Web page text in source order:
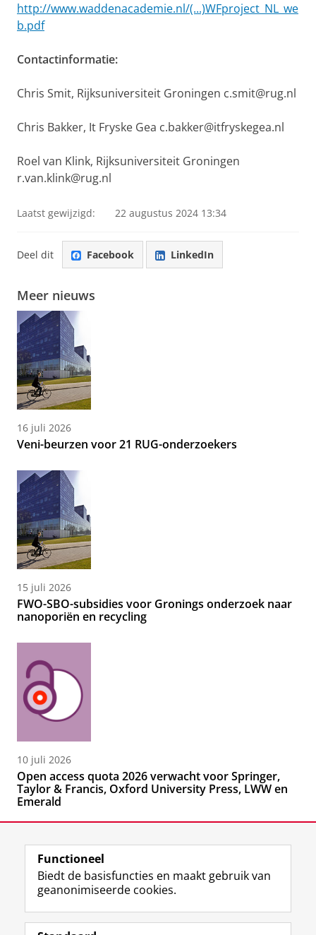
http://www.waddenacademie.nl/(...)WFproject_NL_we
b.pdf
Contactinformatie:
Chris Smit, Rijksuniversiteit Groningen c.smit@rug.nl
Chris Bakker, It Fryske Gea c.bakker@itfryskegea.nl
Roel van Klink, Rijksuniversiteit Groningen
r.van.klink@rug.nl
Laatst gewijzigd: 22 augustus 2024 13:34
Deel dit Facebook LinkedIn
Meer nieuws
16 juli 2026
Veni-beurzen voor 21 RUG-onderzoekers
15 juli 2026
FWO-SBO-subsidies voor Gronings onderzoek naar
nanoporiën en recycling
10 juli 2026
Open access quota 2026 verwacht voor Springer,
Taylor & Francis, Oxford University Press, LWW en
Emerald
Volg de RUG
F
a
L
i
R
S
I
n
Y
o
Functioneel
Biedt de basisfuncties en maakt gebruik van
geanonimiseerde cookies.